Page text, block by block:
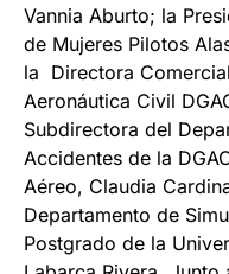
Vannia Aburto; la
de Mujeres Pilotos
la Directora
Aeronáutica Civil
Subdirectora del
Accidentes de la
Aéreo, Claudia
Departamento de
Postgrado de la